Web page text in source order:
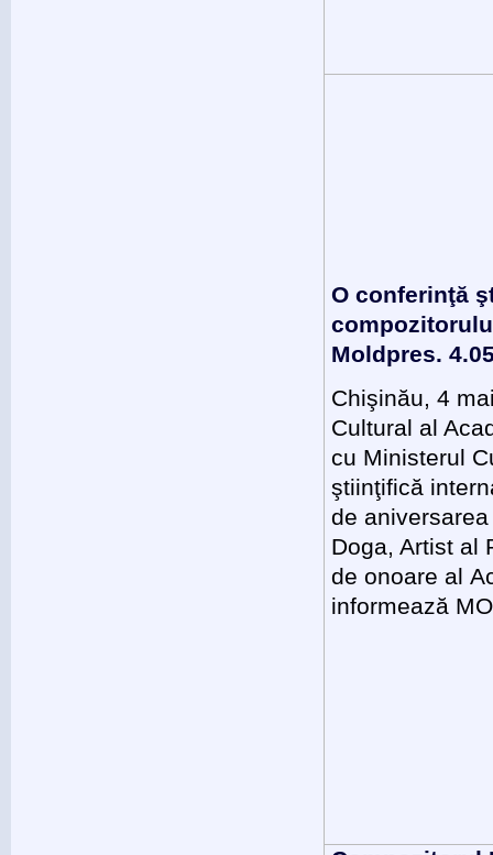
O conferinţă
Moldpres.
Chişinău, 4
Cultural al
cu Ministerul
ştiinţifică
de
Doga, Artist al
de onoare al
informează